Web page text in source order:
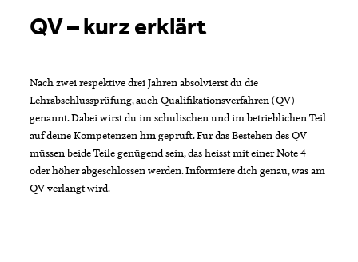
QV – kurz erklärt
Nach zwei respektive drei Jahren absolvierst du die
Lehrabschlussprüfung, auch Qualifikationsverfahren (QV)
genannt. Dabei wirst du im schulischen und im betrieblichen Teil
auf deine Kompetenzen hin geprüft. Für das Bestehen des QV
müssen beide Teile genügend sein, das heisst mit einer Note 4
oder höher abgeschlossen werden. Informiere dich genau, was am
QV verlangt wird.